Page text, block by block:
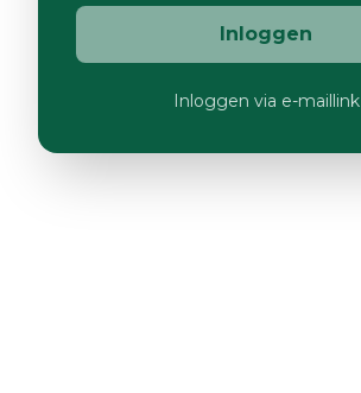
Inloggen
Inloggen via e-maillink